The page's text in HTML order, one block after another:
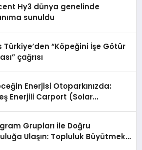
Hy3 dünya genelinde
sunuldu
Türkiye’den “Köpeğini İşe Götür
çağrısı
Enerjisi Otoparkınızda:
Enerjili Carport (Solar
Grupları ile Doğru
Ulaşın: Topluluk Büyütmek